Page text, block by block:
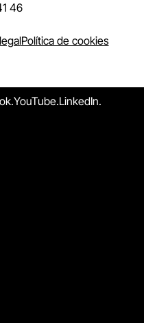
46
Política de cookies
YouTube.LinkedIn.